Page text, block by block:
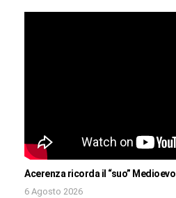
Acerenza ricorda il “suo” Medioevo
6 Agosto 2026